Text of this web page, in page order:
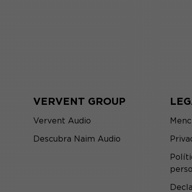
VERVENT GROUP
Vervent Audio
Descubra Naim Audio